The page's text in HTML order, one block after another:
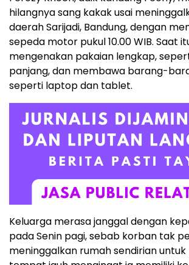
hilangnya sang kakak usai
daerah Sarijadi, Bandung, dengan
sepeda motor pukul 10.00 WIB. Saat
mengenakan pakaian lengkap,
panjang, dan membawa barang-
seperti laptop dan tablet.
Keluarga merasa janggal dengan
pada Senin pagi, sebab korban tak
meninggalkan rumah sendirian